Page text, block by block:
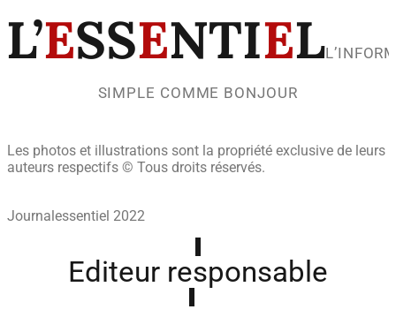
L’ESSENTIEL
SIMPLE COMME BONJOUR
Les photos et illustrations sont la propriété exclusive de leurs
auteurs respectifs © Tous droits réservés.
Journalessentiel 2022
Editeur responsable